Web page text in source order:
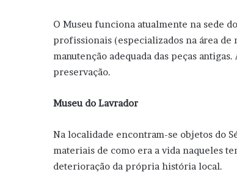
O Museu funciona atualmente na sede
profissionais (especializados na área de
manutenção adequada das peças
preservação.
Museu do Lavrador
Na localidade encontram-se objetos do
materiais de como era a vida naqueles
deterioração da própria história local.